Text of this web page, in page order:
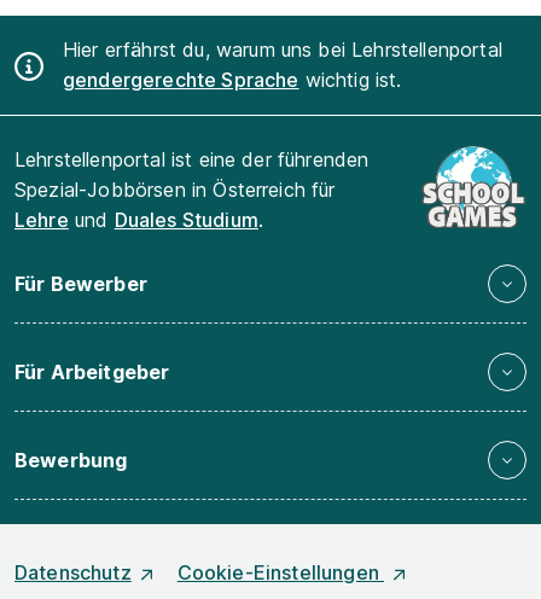
Hier erfährst du, warum uns bei Lehrstellenportal
gendergerechte Sprache wichtig ist.
Lehrstellenportal ist eine der führenden
Spezial-Jobbörsen in Österreich für
Lehre und Duales Studium.
Für Bewerber
Für Arbeitgeber
Bewerbung
Datenschutz Cookie-Einstellungen